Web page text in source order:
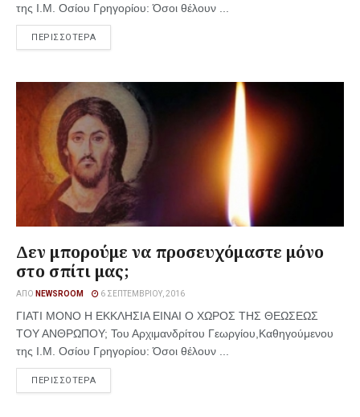
της Ι.Μ. Οσίου Γρηγορίου: Όσοι θέλουν ...
ΠΕΡΙΣΣΟΤΕΡΑ
Δεν μπορούμε να προσευχόμαστε μόνο
στο σπίτι μας;
ΑΠΌ NEWSROOM 6 ΣΕΠΤΕΜΒΡΊΟΥ, 2016
ΓΙΑΤΙ ΜΟΝΟ Η ΕΚΚΛΗΣΙΑ ΕΙΝΑΙ Ο ΧΩΡΟΣ ΤΗΣ ΘΕΩΣΕΩΣ
ΤΟΥ ΑΝΘΡΩΠΟΥ; Του Αρχιμανδρίτου Γεωργίου,Καθηγούμενου
της Ι.Μ. Οσίου Γρηγορίου: Όσοι θέλουν ...
ΠΕΡΙΣΣΟΤΕΡΑ